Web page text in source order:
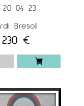
20 04 23
Bresolí
230 €